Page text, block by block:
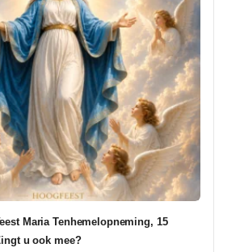
Maria Tenhemelopneming, 15
u ook mee?